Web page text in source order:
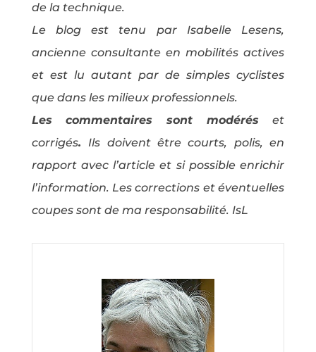
de la technique.
Le blog est tenu par Isabelle Lesens,
ancienne consultante en mobilités actives
et est lu autant par de simples cyclistes
que dans les milieux professionnels.
Les commentaires sont modéréset
corrigés. Ils doivent être courts, polis, en
rapport avec l’article et si possible enrichir
l’information. Les corrections et éventuelles
coupes sont de ma responsabilité. IsL